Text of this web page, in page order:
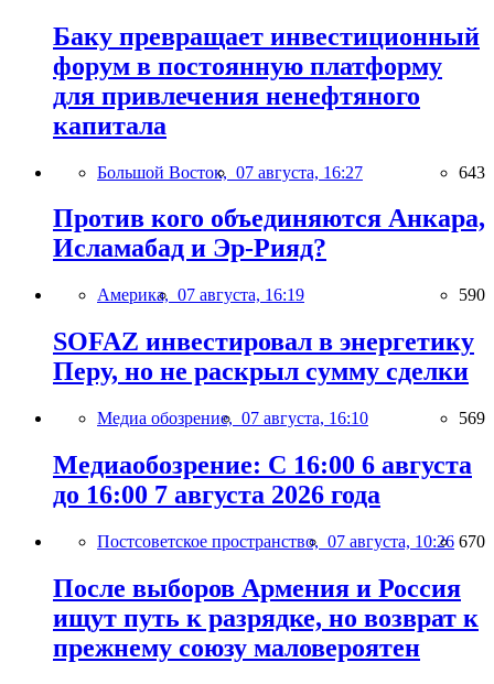
Баку превращает инвестиционный
форум в постоянную платформу
для привлечения ненефтяного
капитала
Большой Восток, 07 августа, 16:27 643
Против кого объединяются Анкара,
Исламабад и Эр-Рияд?
Америка, 07 августа, 16:19 590
SOFAZ инвестировал в энергетику
Перу, но не раскрыл сумму сделки
Медиа обозрение, 07 августа, 16:10 569
Медиаобозрение: С 16:00 6 августа
до 16:00 7 августа 2026 года
Постсоветское пространство, 07 августа, 10:26 670
После выборов Армения и Россия
ищут путь к разрядке, но возврат к
прежнему союзу маловероятен